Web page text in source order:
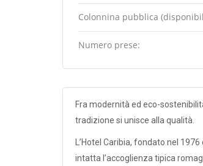
Colonnina pubblica
Numero prese:
Fra modernità ed eco-
tradizione si unisce alla qualità.
L’Hotel Caribia, fondato nel
intatta l’accoglienza tipica